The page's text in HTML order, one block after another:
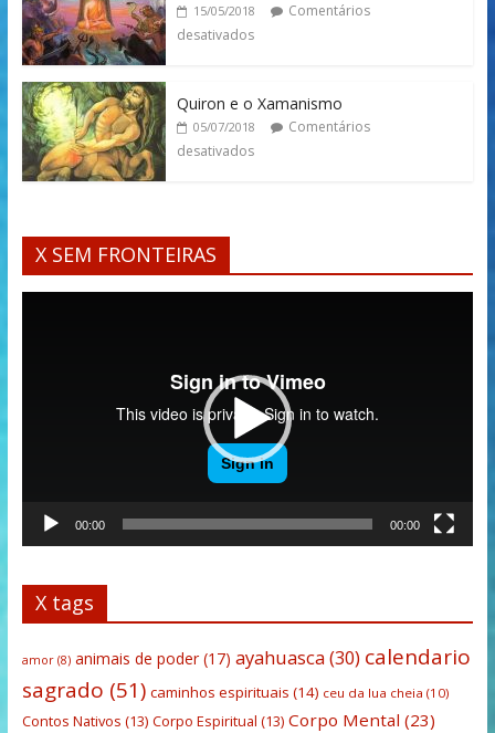
15/05/2018
Comentários
desativados
Quiron e o Xamanismo
05/07/2018
Comentários
desativados
X SEM FRONTEIRAS
00:00 00:00
X tags
amor(8) animais de poder(17) ayahuasca(30) calendario
sagrado (51) caminhos espirituais (14) ceu da lua cheia (10)
Contos Nativos (13) Corpo Espiritual (13) Corpo Mental (23)